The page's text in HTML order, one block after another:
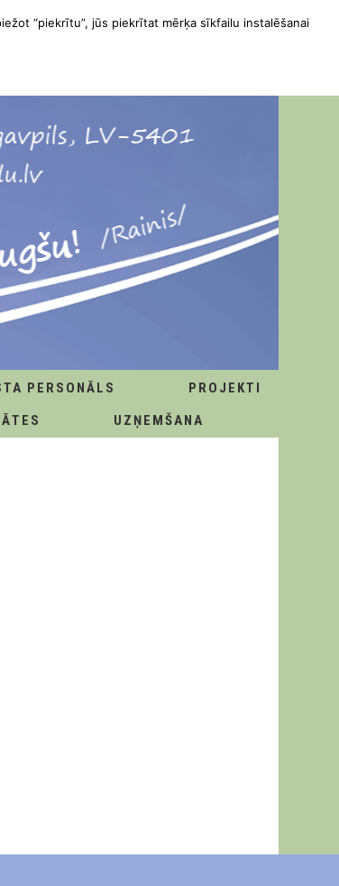
PERSONĀLS
PROJEKTI
UZŅEMŠANA
“piekrītu”, jūs piekrītat mērķa sīkfailu instalēšanai